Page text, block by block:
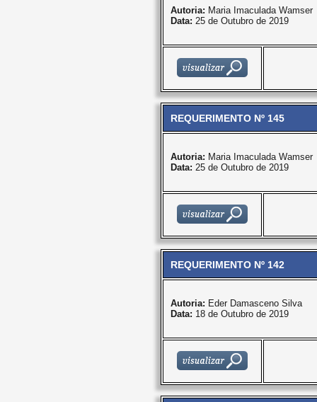
Autoria: Maria Imaculada Wamser
Data: 25 de Outubro de 2019
REQUERIMENTO Nº 145
Autoria: Maria Imaculada Wamser
Data: 25 de Outubro de 2019
REQUERIMENTO Nº 142
Autoria: Eder Damasceno Silva
Data: 18 de Outubro de 2019